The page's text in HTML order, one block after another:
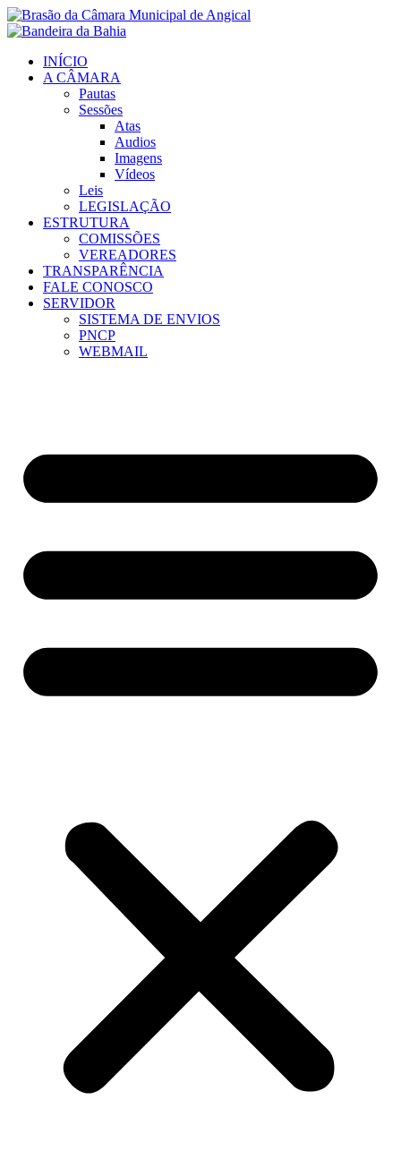
Ir
para
conteúdoINÍCIO
A CÂMARA
Pautas
Sessões
Atas
Audios
Imagens
Vídeos
Leis
LEGISLAÇÃO
ESTRUTURA
COMISSÕES
VEREADORES
TRANSPARÊNCIA
FALE CONOSCO
SERVIDOR
SISTEMA DE ENVIOS
PNCP
WEBMAIL